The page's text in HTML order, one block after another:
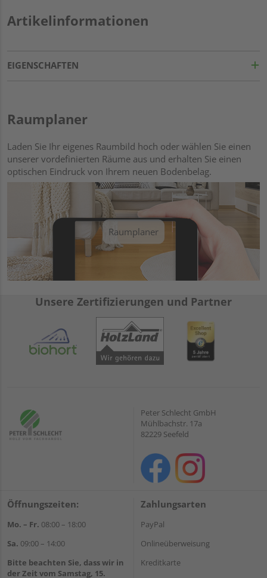
Artikelinformationen
EIGENSCHAFTEN
Raumplaner
Laden Sie Ihr eigenes Raumbild hoch oder wählen Sie einen
unserer vordefinierten Räume aus und erhalten Sie einen
optischen Eindruck von Ihrem neuen Bodenbelag.
Raumplaner
Unsere Zertifizierungen und Partner
Peter Schlecht GmbH
Mühlbachstr. 17a
82229 Seefeld
Öffnungszeiten:
Mo. – Fr. 08:00 – 18:00
Sa. 09:00 – 14:00
Bitte beachten Sie, dass wir in
der Zeit vom Samstag, 15.
Zahlungsarten
PayPal
Onlineüberweisung
Kreditkarte